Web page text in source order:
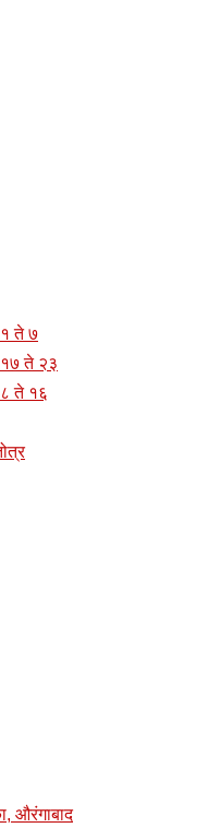
१ ते ७
१७ ते २३
८ ते १६
औरंगाबाद